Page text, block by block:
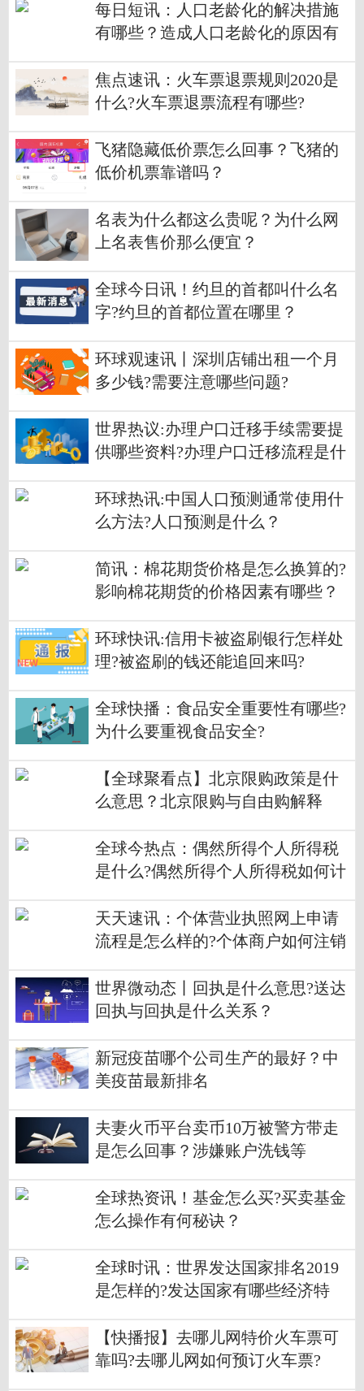
每日短讯：人口老龄化的解决措施
有哪些？造成人口老龄化的原因有
焦点速讯：火车票退票规则2020是
什么?火车票退票流程有哪些?
飞猪隐藏低价票怎么回事？飞猪的
低价机票靠谱吗？
名表为什么都这么贵呢？为什么网
上名表售价那么便宜？
全球今日讯！约旦的首都叫什么名
字?约旦的首都位置在哪里？
环球观速讯丨深圳店铺出租一个月
多少钱?需要注意哪些问题?
世界热议:办理户口迁移手续需要提
供哪些资料?办理户口迁移流程是什
环球热讯:中国人口预测通常使用什
么方法?人口预测是什么？
简讯：棉花期货价格是怎么换算的?
影响棉花期货的价格因素有哪些？
环球快讯:信用卡被盗刷银行怎样处
理?被盗刷的钱还能追回来吗?
全球快播：食品安全重要性有哪些?
为什么要重视食品安全?
【全球聚看点】北京限购政策是什
么意思？北京限购与自由购解释
全球今热点：偶然所得个人所得税
是什么?偶然所得个人所得税如何计
天天速讯：个体营业执照网上申请
流程是怎么样的?个体商户如何注销
世界微动态丨回执是什么意思?送达
回执与回执是什么关系？
新冠疫苗哪个公司生产的最好？中
美疫苗最新排名
夫妻火币平台卖币10万被警方带走
是怎么回事？涉嫌账户洗钱等
全球热资讯！基金怎么买?买卖基金
怎么操作有何秘诀？
全球时讯：世界发达国家排名2019
是怎样的?发达国家有哪些经济特
【快播报】去哪儿网特价火车票可
靠吗?去哪儿网如何预订火车票?